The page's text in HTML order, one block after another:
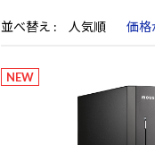
並べ替え 人気順 価格
NEW